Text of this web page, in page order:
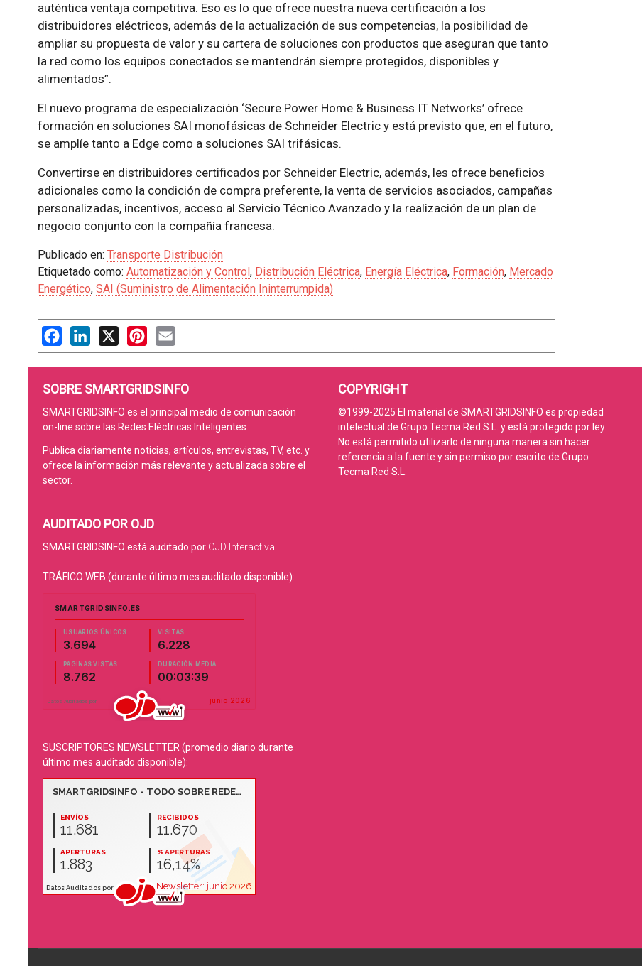
auténtica ventaja competitiva. Eso es lo que ofrece nuestra nueva certificación a los
distribuidores eléctricos, además de la actualización de sus competencias, la posibilidad de
ampliar su propuesta de valor y su cartera de soluciones con productos que aseguran que tanto
la red como los equipos conectados se mantendrán siempre protegidos, disponibles y
alimentados”.
El nuevo programa de especialización ‘Secure Power Home & Business IT Networks’ ofrece
formación en soluciones SAI monofásicas de Schneider Electric y está previsto que, en el futuro,
se amplíe tanto a Edge como a soluciones SAI trifásicas.
Convertirse en distribuidores certificados por Schneider Electric, además, les ofrece beneficios
adicionales como la condición de compra preferente, la venta de servicios asociados, campañas
personalizadas, incentivos, acceso al Servicio Técnico Avanzado y la realización de un plan de
negocio conjunto con la compañía francesa.
Publicado en: Transporte Distribución
Etiquetado como: Automatización y Control, Distribución Eléctrica, Energía Eléctrica, Formación, Mercado
Energético, SAI (Suministro de Alimentación Ininterrumpida)
FacebookLinkedIn
X PinterestEmail
SOBRE SMARTGRIDSINFO
SMARTGRIDSINFO es el principal medio de comunicación
on-line sobre las Redes Eléctricas Inteligentes.
Publica diariamente noticias, artículos, entrevistas, TV, etc. y
ofrece la información más relevante y actualizada sobre el
sector.
AUDITADO POR OJD
SMARTGRIDSINFO está auditado por OJD Interactiva
TRÁFICO WEB (durante último mes auditado disponible):
SUSCRIPTORES NEWSLETTER (promedio diario durante
último mes auditado disponible):
COPYRIGHT
©1999-2025 El material de SMARTGRIDSINFO es propiedad
intelectual de Grupo Tecma Red S.L. y está protegido por ley.
No está permitido utilizarlo de ninguna manera sin hacer
referencia a la fuente y sin permiso por escrito de Grupo
Tecma Red S.L.